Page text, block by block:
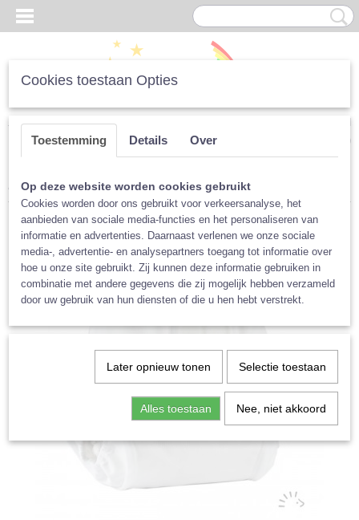
Inloggen Registreren
(0)
Home >Luiers>Per Merk> Popolini>Popolini Popowrap, maat S
Cookies toestaan Opties
Toestemming Details Over
Op deze website worden cookies gebruikt
Cookies worden door ons gebruikt voor verkeersanalyse, het
aanbieden van sociale media-functies en het personaliseren van
informatie en advertenties. Daarnaast verlenen we onze sociale
media-, advertentie- en analysepartners toegang tot informatie over
hoe u onze site gebruikt. Zij kunnen deze informatie gebruiken in
combinatie met andere gegevens die zij mogelijk hebben verzameld
door uw gebruik van hun diensten of die u hen hebt verstrekt.
Later opnieuw tonen Selectie toestaan
Alles toestaan Nee, niet akkoord